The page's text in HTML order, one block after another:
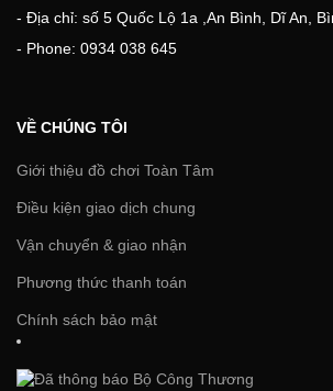
- Địa chỉ: số 5 Quốc Lộ 1a ,An Bình, Dĩ An,
- Phone: 0934 038 645
VỀ CHÚNG TÔI
Giới thiệu đồ chơi Toàn Tâm
Điều kiện giao dịch chung
Vận chuyển & giao nhận
Phương thức thanh toán
Chính sách bảo mật